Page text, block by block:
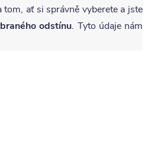
tom, ať si správně vyberete a jste
odstínu. Tyto údaje nám